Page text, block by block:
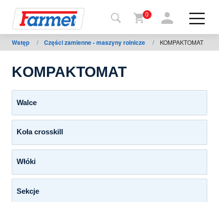
Powrót
do
shop
Do
pobrania
0
Wstęp / Części zamienne - maszyny rolnicze / KOMPAKTOMAT
KOMPAKTOMAT
Walce
Koła crosskill
Włóki
Sekcje